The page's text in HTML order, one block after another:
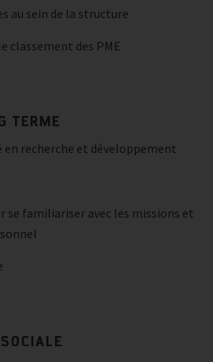
au sein de la structure
classement des PME
TERME
en recherche et développement
se familiariser avec les missions et